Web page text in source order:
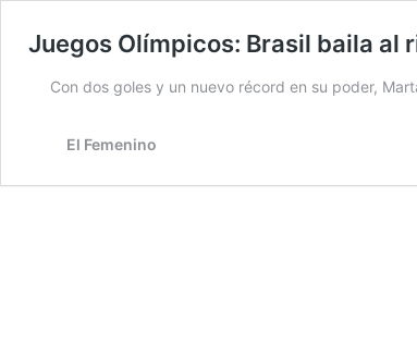
Juegos Olímpicos: Brasil baila al
Con dos goles y un nuevo récord en su poder,
El Femenino